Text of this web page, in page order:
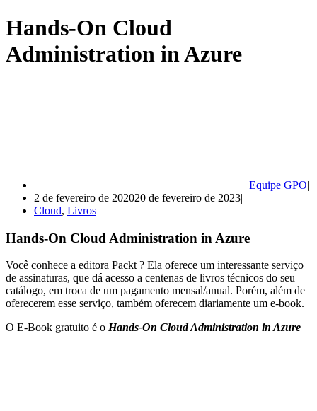
Hands-On Cloud
Administration in Azure
Equipe GPO
2 de fevereiro de 202020 de fevereiro de 2023
Cloud, Livros
Hands-On Cloud Administration in Azure
Você conhece a editora Packt ? Ela oferece um interessante serviço
de assinaturas, que dá acesso a centenas de livros técnicos do seu
catálogo, em troca de um pagamento mensal/anual. Porém, além de
oferecerem esse serviço, também oferecem diariamente um e-book.
O E-Book gratuito é o Hands-On Cloud Administration in Azure